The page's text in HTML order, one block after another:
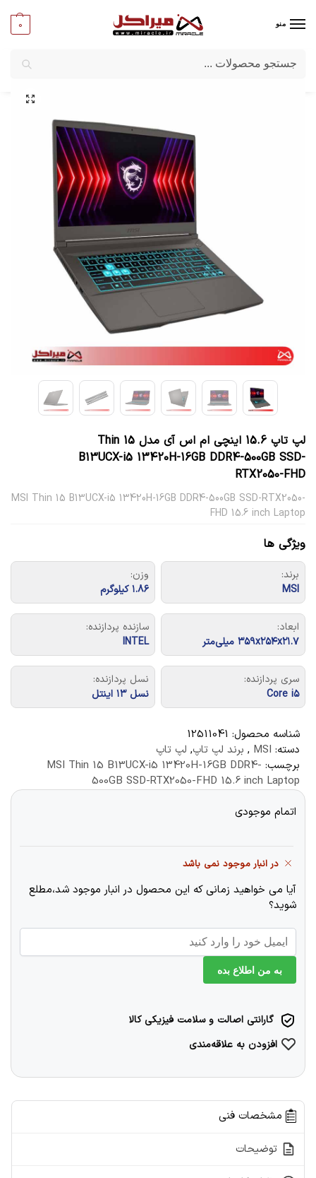
منو 0
میراکل/لپ تاپ/برند لپ تاپ
لپ تاپ 15.6 اینچی ام اس آی مدل Thin 15
B13UCX-i5 13420H-16GB DDR4-500GB SSD-
RTX2050-FHD
MSI Thin 15 B13UCX-i5 13420H-16GB DDR4-500GB SSD-RTX2050-
FHD 15.6 inch Laptop
ویژگی ها
برند:
MSI
وزن:
۱.۸۶ کیلوگرم
ابعاد:
۳۵۹x۲۵۴x۲۱.۷ میلی‌متر
سازنده پردازنده:
INTEL
سری پردازنده:
Core i۵
نسل پردازنده:
نسل ۱۳ اینتل
شناسه محصول: 12511041
دسته: MSI
, برند لپ تاپ, لپ تاپ
برچسب: MSI Thin 15 B13UCX-i5 13420H-16GB DDR4-
500GB SSD-RTX2050-FHD 15.6 inch Laptop
اتمام موجودی
در انبار موجود نمی باشد
آیا می خواهید زمانی که این محصول در انبار موجود شد،مطلع
شوید؟
به من اطلاع بده
گارانتی اصالت و سلامت فیزیکی کالا
افزودن به علاقه‌مندی
مشخصات فنی
توضیحات